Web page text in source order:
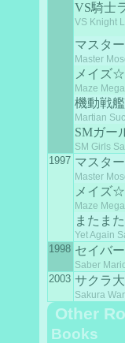
VS騎士
VS Knight
マスタ
Master
メイズ
Maze
機動戦
Martian
SMガー
SM Girls
1997 マスタ
Master
メイズ
Maze
またま
Yet Again
1998 セイバ
Saber
2003 サクラ
Sakura
Other
Books